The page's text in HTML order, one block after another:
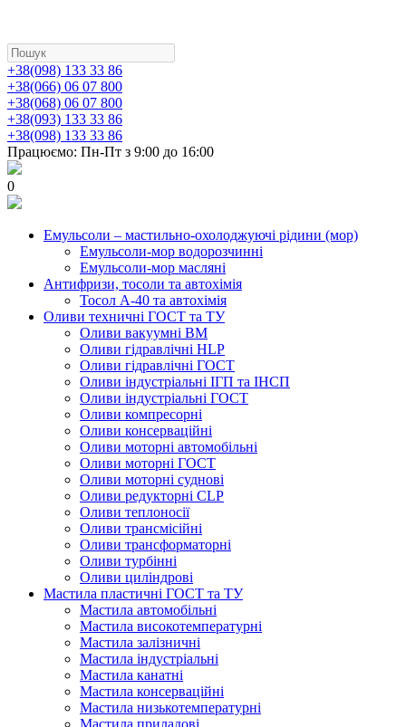
+38(098) 133 33 86
+38(066) 06 07 800
+38(068) 06 07 800
+38(093) 133 33 86
+38(098) 133 33 86
Працюємо: Пн-Пт з 9:00 до 16:00
0
Емульсоли – мастильно-охолоджуючі рідини (мор)
Емульсоли-мор водорозчинні
Емульсоли-мор масляні
Антифризи, тосоли та автохімія
Тосол А-40 та автохімія
Оливи техничні ГОСТ та ТУ
Оливи вакуумні ВМ
Оливи гідравлічні HLP
Оливи гідравлічні ГОСТ
Оливи індустріальні ІГП та ІНСП
Оливи індустріальні ГОСТ
Оливи компресорні
Оливи консерваційні
Оливи моторні автомобільні
Оливи моторні ГОСТ
Оливи моторні суднові
Оливи редукторні CLP
Оливи теплоносії
Оливи трансмісійні
Оливи трансформаторні
Оливи турбінні
Оливи циліндрові
Мастила пластичні ГОСТ та ТУ
Мастила автомобільні
Мастила високотемпературні
Мастила залізничні
Мастила індустріальні
Мастила канатні
Мастила консерваційні
Мастила низькотемпературні
Мастила приладові